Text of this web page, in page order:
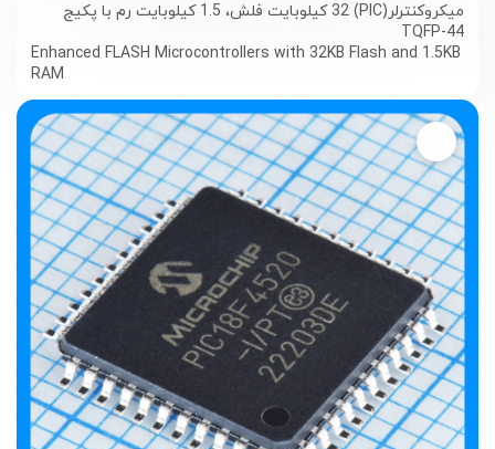
میکروکنترلر(PIC) 32 کیلوبایت فلش، 1.5 کیلوبایت رم با پکیج
TQFP-44
Enhanced FLASH Microcontrollers with 32KB Flash and 1.5KB
RAM